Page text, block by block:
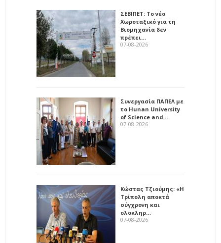
ΣΕΒΙΠΕΤ: Το νέο
Χωροταξικό για τη
Βιομηχανία δεν
πρέπει…
07-08-2026
Συνεργασία ΠΑΠΕΛ με
το Hunan University
of Science and …
07-08-2026
Κώστας Τζιούμης: «Η
Τρίπολη αποκτά
σύγχρονη και
ολοκληρ…
07-08-2026